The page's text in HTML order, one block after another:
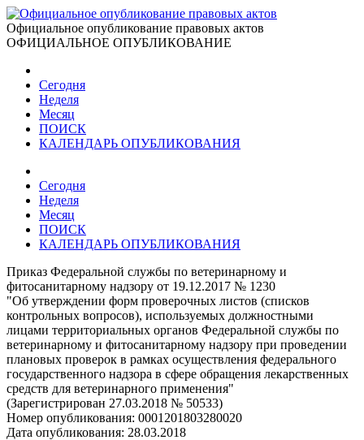
Официальное опубликование правовых актов
ОФИЦИАЛЬНОЕ ОПУБЛИКОВАНИЕ
Сегодня
Неделя
Месяц
ПОИСК
КАЛЕНДАРЬ ОПУБЛИКОВАНИЯ
Сегодня
Неделя
Месяц
ПОИСК
КАЛЕНДАРЬ ОПУБЛИКОВАНИЯ
Приказ Федеральной службы по ветеринарному и
фитосанитарному надзору от 19.12.2017 № 1230
"Об утверждении форм проверочных листов (списков
контрольных вопросов), используемых должностными
лицами территориальных органов Федеральной службы по
ветеринарному и фитосанитарному надзору при проведении
плановых проверок в рамках осуществления федерального
государственного надзора в сфере обращения лекарственных
средств для ветеринарного применения"
(Зарегистрирован 27.03.2018 № 50533)
Номер опубликования: 0001201803280020
Дата опубликования: 28.03.2018